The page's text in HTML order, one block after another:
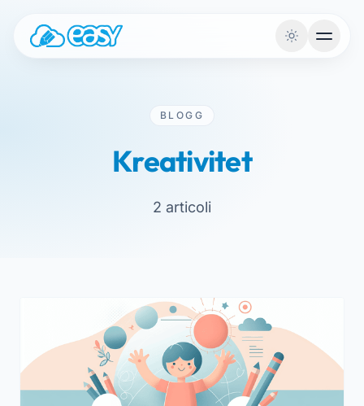
BLOGG
Kreativitet
2 articoli